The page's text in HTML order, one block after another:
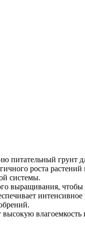
питательный грунт
роста
системы.
выращивания,